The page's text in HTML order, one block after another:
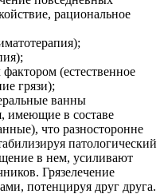
рациональное
(естественное
грязи);
ванны
имеющие в составе
что разносторонне
патологический
в нем, усиливают
Грязелечение
потенцируя друг друга.